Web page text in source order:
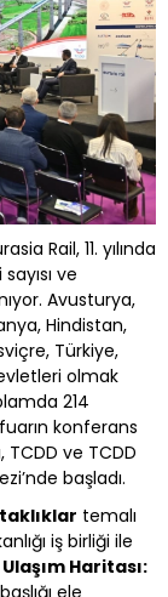
Rail, 11. yılında
ve
Avusturya,
Hindistan,
Türkiye,
olmak
214
fuarın konferans
TCDD ve TCDD
başladı.
temalı
iş birliği ile
Haritası:
başlığı ele